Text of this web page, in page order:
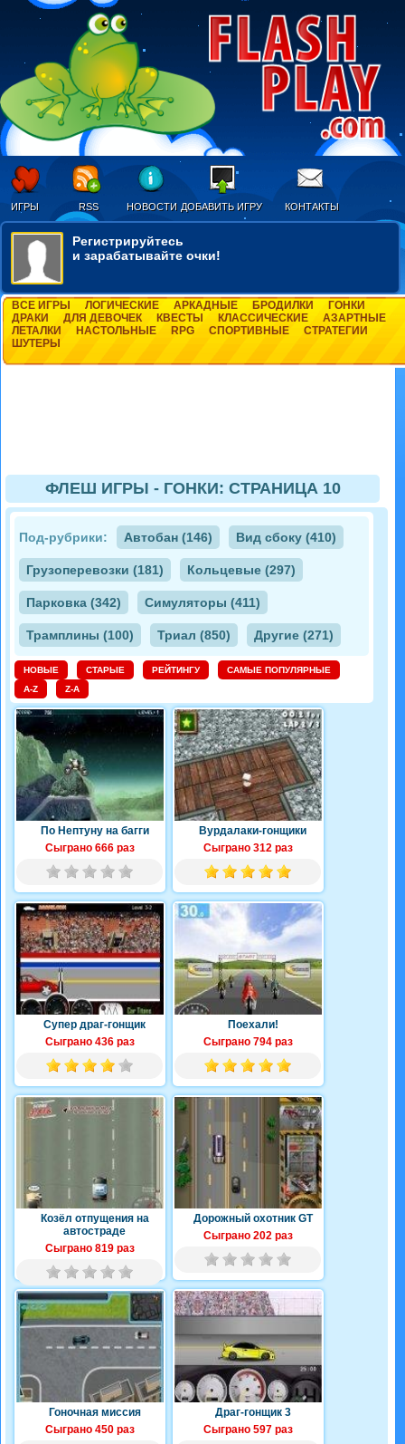
ИГРЫ RSS НОВОСТИ ДОБАВИТЬ ИГРУ КОНТАКТЫ
Регистрируйтесь
и зарабатывайте очки!
ВСЕ ИГРЫ ЛОГИЧЕСКИЕ АРКАДНЫЕ БРОДИЛКИ
ГОНКИ
ДРАКИ
ДЛЯ ДЕВОЧЕК КВЕСТЫ КЛАССИЧЕСКИЕ
АЗАРТНЫЕ
ЛЕТАЛКИ
НАСТОЛЬНЫЕ RPG СПОРТИВНЫЕ
СТРАТЕГИИ
ШУТЕРЫ
ФЛЕШ ИГРЫ - ГОНКИ: СТРАНИЦА 10
Под-рубрики: Автобан (146) Вид сбоку (410)
Грузоперевозки (181) Кольцевые (297)
Парковка (342) Симуляторы (411)
Трамплины (100) Триал (850) Другие (271)
НОВЫЕ СТАРЫЕ РЕЙТИНГУ
САМЫЕ ПОПУЛЯРНЫЕ
A-Z
Z-A
По Нептуну на багги
Сыграно 666 раз
Вурдалаки-гонщики
Сыграно 312 раз
Супер драг-гонщик
Сыграно 436 раз
Поехали!
Сыграно 794 раз
Козёл отпущения на
автостраде
Сыграно 819 раз
Дорожный охотник GT
Сыграно 202 раз
Гоночная миссия
Сыграно 450 раз
Драг-гонщик 3
Сыграно 597 раз